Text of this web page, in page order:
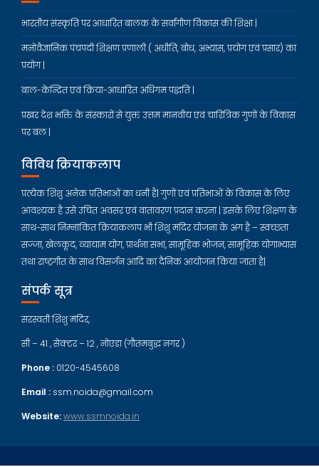
भारतीय संस्कृति पर आधारित बालक के सर्वांगीण विकास की शिक्षा |
मनोवैज्ञानिक पंचपदी शिक्षण प्रणाली ( अधीति, बोध, अभ्यास, प्रयोग एवं प्रसार) का
प्रयोग |
बाल-केन्द्रित एवं क्रिया-आधारित अधिगम पद्धति |
प्रखर देश भक्ति के संस्कारों से युक्त उत्तम मानवीय एवं चारित्रिक गुणों के विकास
पर बल |
विविध क्रियाकलाप
प्रत्येक शिशु अनेक प्रतिभाओं का धनी है| गुणों एवं प्रतिभाओं के विकास के लिए
आवश्यक है उसे उचित अवसर एवं वातावरण प्रदान करना | इसके लिए शिक्षण के
साथ-साथ निम्नांकित क्रियाकलाप भी शिशु मंदिर योजना के अंग है – स्वच्छता
सज्जा, खेलकूद, व्यायाम योग, प्रार्थना सभा, सामूहिक भोजन, सामूहिक योगाभ्यास
तथा राष्ट्रगीत के साथ विसर्जन आदि का दैनिक आयोजन किया जाता है|
संपर्क सूत्र
सरस्वती शिशु मंदिर,
सी – 41 , सेक्टर – 12 , नोएडा (गौतमबुद्ध नगर )
Phone : 0120-4545608
Email : ssm.noida@gmail.com
Website:www.ssmnoida.in